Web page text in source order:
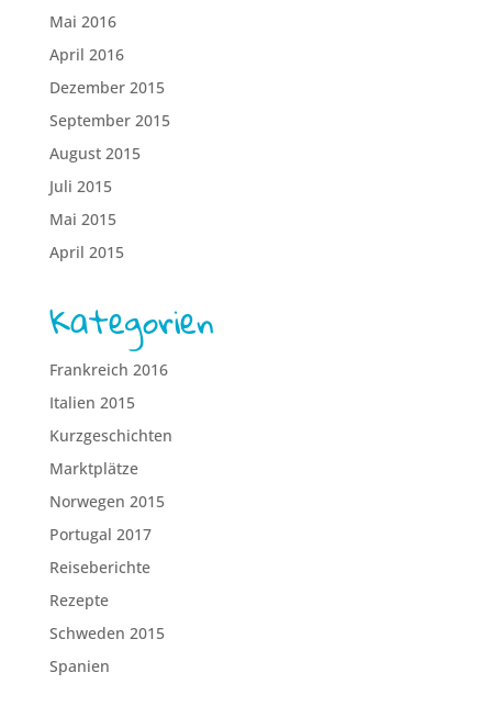
Mai 2016
April 2016
Dezember 2015
September 2015
August 2015
Juli 2015
Mai 2015
April 2015
Kategorien
Frankreich 2016
Italien 2015
Kurzgeschichten
Marktplätze
Norwegen 2015
Portugal 2017
Reiseberichte
Rezepte
Schweden 2015
Spanien